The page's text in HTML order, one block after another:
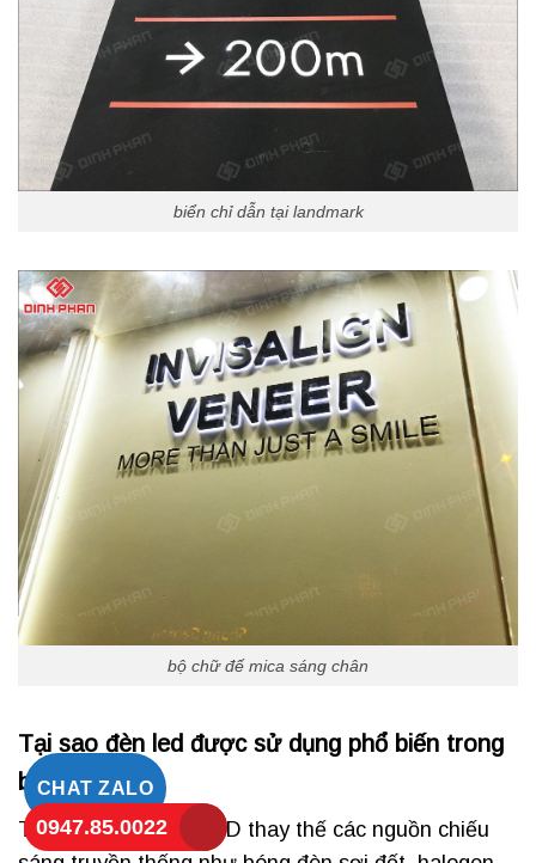
CHAT ZALO
0947.85.0022
biển chỉ dẫn tại landmark
bộ chữ đế mica sáng chân
Tại sao đèn led được sử dụng phổ biến trong
bảng hiệu?
Trang bị thêm đèn LED thay thế các nguồn chiếu